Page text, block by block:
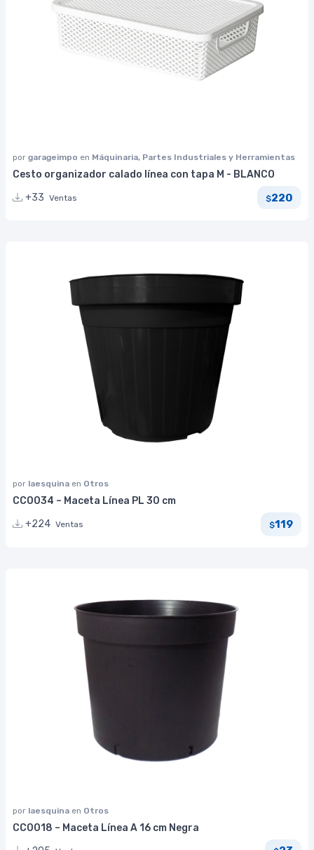
por garageimpo en Máquinaria, Partes Industriales y Herramientas
Cesto organizador calado línea con tapa M - BLANCO
+33 Ventas $220
por laesquina en Otros
CC0034 – Maceta Línea PL 30 cm
+224 Ventas $119
por laesquina en Otros
CC0018 – Maceta Línea A 16 cm Negra